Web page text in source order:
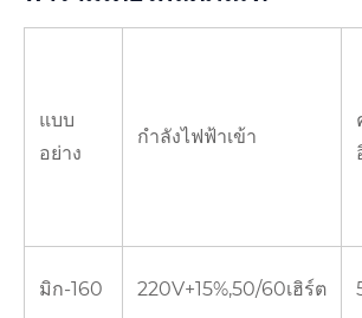
แบบ
อย่าง
กำลังไฟฟ้าเข้า
มิก-160 220V+15%,50/60เฮิร์ต